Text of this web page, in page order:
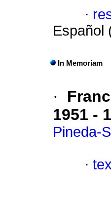
·
Español
In Memoriam
·
1951 -
Pineda-
·